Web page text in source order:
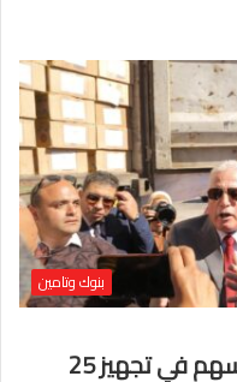
بنوك وتامين
البنك الزراعي المصري يسهم في تجهيز 25